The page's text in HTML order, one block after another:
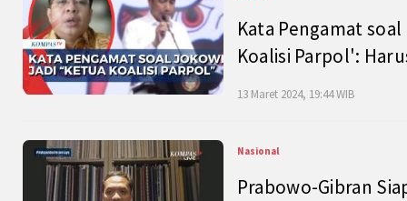
Kata Pengamat
Koalisi Parpol':
13 Maret 2024, 19:44 WIB
Nasional
Prabowo-Gibran